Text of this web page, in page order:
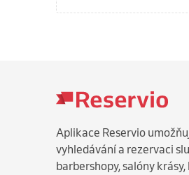
Aplikace Reservio
vyhledávání a rezervaci
barbershopy, salóny